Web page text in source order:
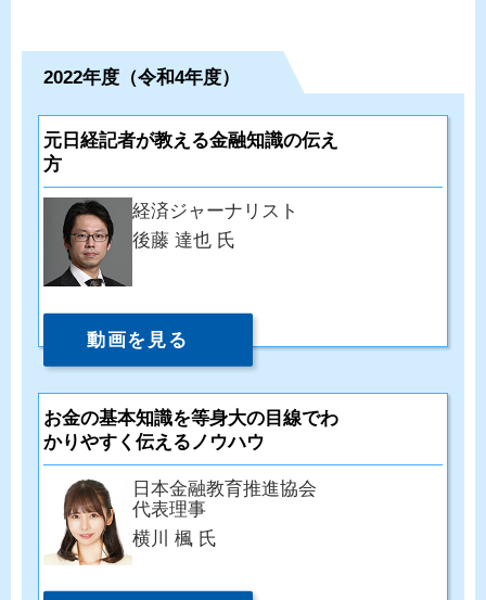
2022年度（令和4年度）
元日経記者が教える金融知識の伝え
方
経済ジャーナリスト
後藤 達也 氏
動画を見る
お金の基本知識を等身大の目線でわ
かりやすく伝えるノウハウ
日本金融教育推進協会
代表理事
横川 楓 氏